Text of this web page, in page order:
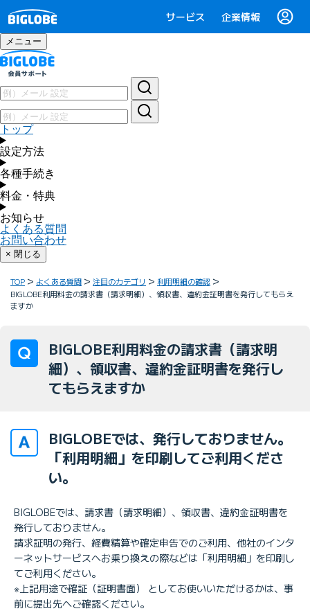
サービス 企業情報
メニュー
トップ
設定方法
各種手続き
料金・特典
お知らせ
よくある質問
お問い合わせ
× 閉じる
TOP よくある質問 注目のカテゴリ
利用明細の確認
BIGLOBE利用料金の請求書（請求明細）、領収書、違約金証明書を発行してもらえ
ますか
BIGLOBE利用料金の請求書（請求明
細）、領収書、違約金証明書を発行し
てもらえますか
BIGLOBEでは、発行しておりません。
「利用明細」を印刷してご利用くださ
い。
BIGLOBEでは、請求書（請求明細）、領収書、違約金証明書を
発行しておりません。
請求証明の発行、経費精算や確定申告でのご利用、他社のインタ
ーネットサービスへお乗り換えの際などは「利用明細」を印刷し
てご利用ください。
※上記用途で確証（証明書面） としてお使いいただけるかは、事
前に提出先へご確認ください。